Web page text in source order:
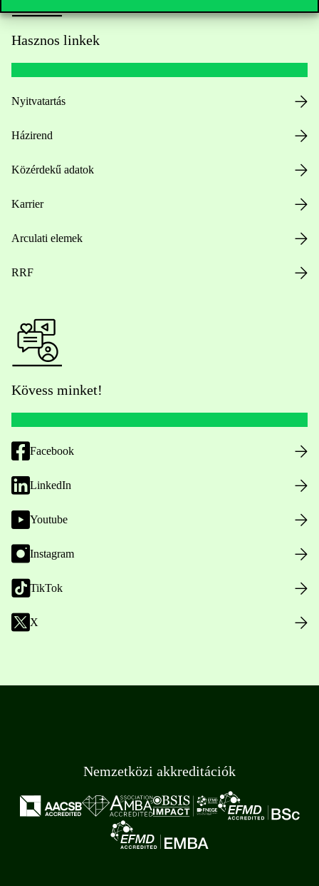
Hasznos linkek
Nyitvatartás
Házirend
Közérdekű adatok
Karrier
Arculati elemek
RRF
Kövess minket!
Facebook
LinkedIn
Youtube
Instagram
TikTok
X
Nemzetközi akkreditációk